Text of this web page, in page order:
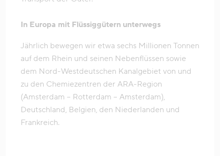
In Europa mit Flüssiggütern unterwegs
Jährlich bewegen wir etwa sechs Millionen Tonnen
auf dem Rhein und seinen Nebenflüssen sowie
dem Nord-Westdeutschen Kanalgebiet von und
zu den Chemiezentren der ARA-Region
(Amsterdam – Rotterdam – Amsterdam),
Deutschland, Belgien, den Niederlanden und
Frankreich.